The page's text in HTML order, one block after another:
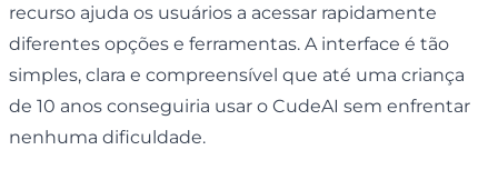
recurso ajuda os usuários a acessar rapidamente
diferentes opções e ferramentas. A interface é tão
simples, clara e compreensível que até uma criança
de 10 anos conseguiria usar o CudeAI sem enfrentar
nenhuma dificuldade.